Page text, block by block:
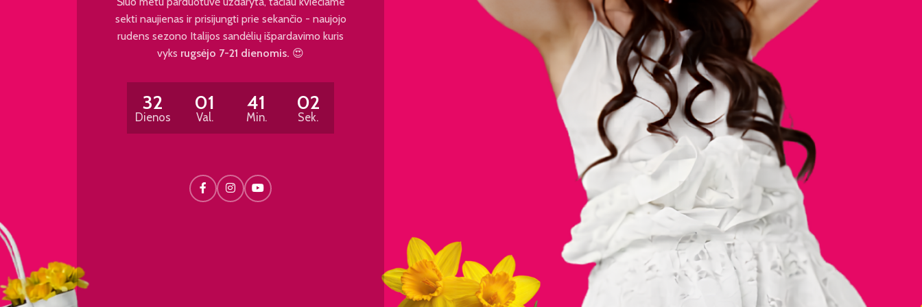
sekti naujienas ir prisijungti prie sekančio - naujojo
rudens sezono Italijos sandėlių išpardavimo kuris
vyks rugsėjo 7-21 dienomis. 😍
32
Dienos
01
Val.
41
Min.
01
Sek.